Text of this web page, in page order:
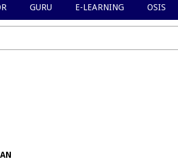
GURU E-LEARNING OSIS